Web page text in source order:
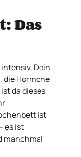
Das
Dein
die Hormone
da dieses
ist
es ist
manchmal